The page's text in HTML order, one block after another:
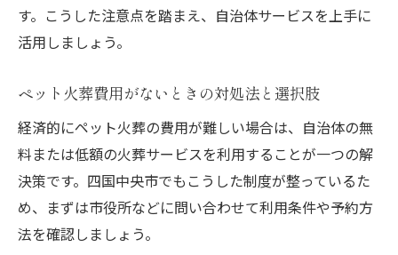
す。こうした注意点を踏まえ、自治体サービスを上手に
活用しましょう。
ペット火葬費用がないときの対処法と選択肢
経済的にペット火葬の費用が難しい場合は、自治体の無
料または低額の火葬サービスを利用することが一つの解
決策です。四国中央市でもこうした制度が整っているた
め、まずは市役所などに問い合わせて利用条件や予約方
法を確認しましょう。